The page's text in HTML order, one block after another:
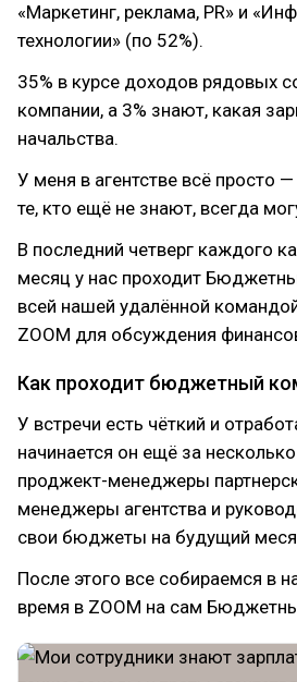
«Маркетинг, реклама, PR» и
технологии» (по 52%).
35% в курсе доходов рядовых
компании, а 3% знают, какая
начальства.
У меня в агентстве всё просто
те, кто ещё не знают, всегда
В последний четверг каждого
месяц у нас проходит
всей нашей удалённой
ZOOM для обсуждения
Как проходит бюджетный
У встречи есть чёткий и
начинается он ещё за
проджект-менеджеры
менеджеры агентства и
свои бюджеты на будущий
После этого все собираемся в
время в ZOOM на сам